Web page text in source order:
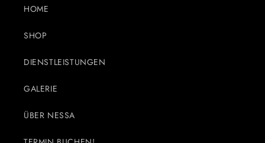
HOME
SHOP
DIENSTLEISTUNGEN
GALERIE
ÜBER NESSA